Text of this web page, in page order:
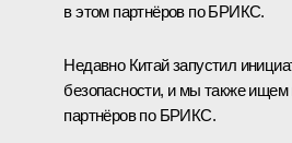
в этом партнёров по БРИКС.
Недавно Китай запустил
безопасности, и мы также
партнёров по БРИКС.